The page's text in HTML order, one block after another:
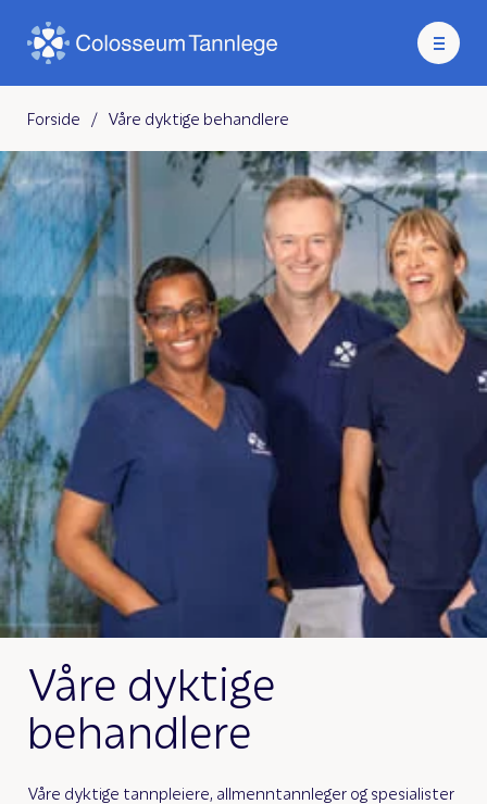
Forside / Våre dyktige behandlere
Våre dyktige
behandlere
Våre dyktige tannpleiere, allmenntannleger og spesialister